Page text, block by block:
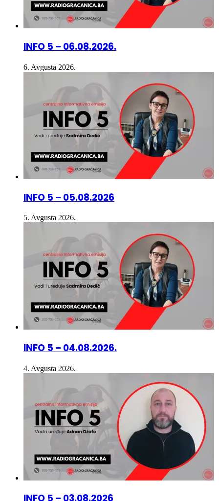
INFO 5 – 06.08.2026.
6. Avgusta 2026.
INFO 5 – 05.08.2026
5. Avgusta 2026.
INFO 5 – 04.08.2026.
4. Avgusta 2026.
INFO 5 – 03.08.2026